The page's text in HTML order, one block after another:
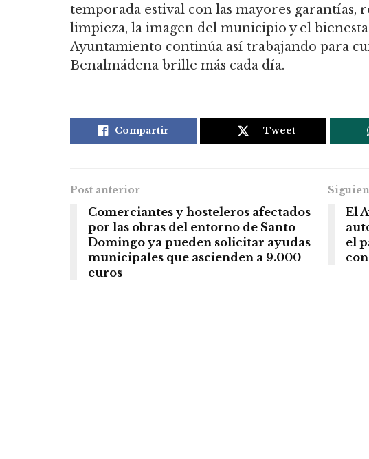
temporada estival con las mayores garantías,
limpieza, la imagen del municipio y el
Ayuntamiento continúa así trabajando para
Benalmádena brille más cada día.
Compartir Tweet
Post anterior
Comerciantes y hosteleros afectados
por las obras del entorno de Santo
Domingo ya pueden solicitar ayudas
municipales que ascienden a 9.000
euros
El
el